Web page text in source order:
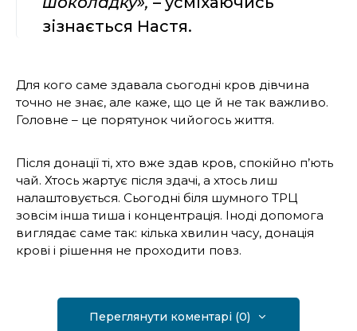
зізнається Настя.
Для кого саме здавала сьогодні кров дівчина
точно не знає, але каже, що це й не так важливо.
Головне – це порятунок чийогось життя.
Після донації ті, хто вже здав кров, спокійно п’ють
чай. Хтось жартує після здачі, а хтось лиш
налаштовується. Сьогодні біля шумного ТРЦ
зовсім інша тиша і концентрація. Іноді допомога
виглядає саме так: кілька хвилин часу, донація
крові і рішення не проходити повз.
Переглянути коментарі (0)